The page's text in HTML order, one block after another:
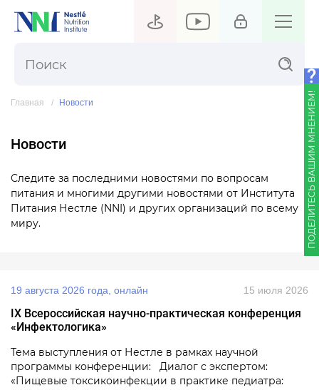
Главная Новости
Новости
Следите за последними новостями по вопросам
питания и многими другими новостями от Института
Питания Нестле (NNI) и других организаций по всему
миру.
19 августа 2026 года, онлайн 15 июля 2026
IX Всероссийская научно‑практическая конференция
«Инфектологика»
Тема выступления от Нестле в рамках научной
программы конференции: Диалог с экспертом:
«Пищевые токсикоинфекции в практике педиатра:
ПОДЕЛИТЕСЬ ВАШИМ МНЕНИЕМ!